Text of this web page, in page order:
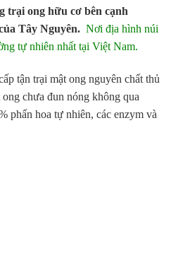
trại ong hữu cơ bên cạnh
Tây Nguyên. Nơi địa hình núi
tự nhiên nhất tại Việt Nam.
tận trại mật ong nguyên chất thủ
chưa đun nóng không qua
phấn hoa tự nhiên, các enzym và